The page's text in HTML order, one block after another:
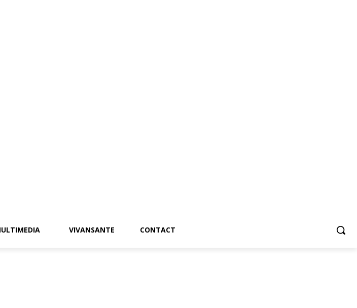
VIVANSANTE CONTACT